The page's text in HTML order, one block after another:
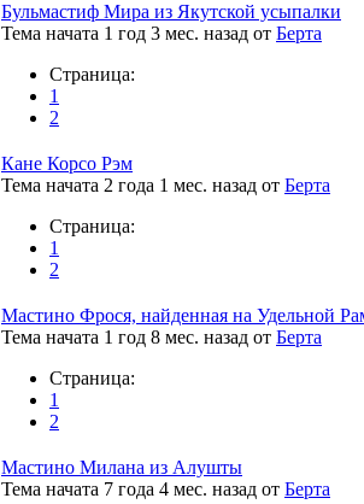
Бульмастиф Мира из Якутской усыпалки
Тема начата 1 год 3 мес. назад от Берта
Страница:
1
2
Кане Корсо Рэм
Тема начата 2 года 1 мес. назад от Берта
Страница:
1
2
Мастино Фрося, найденная на Удельной
Тема начата 1 год 8 мес. назад от Берта
Страница:
1
2
Мастино Милана из Алушты
Тема начата 7 года 4 мес. назад от Берта